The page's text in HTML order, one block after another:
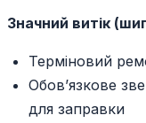
Значний витік
Терміновий
Обов’язкове
для заправки